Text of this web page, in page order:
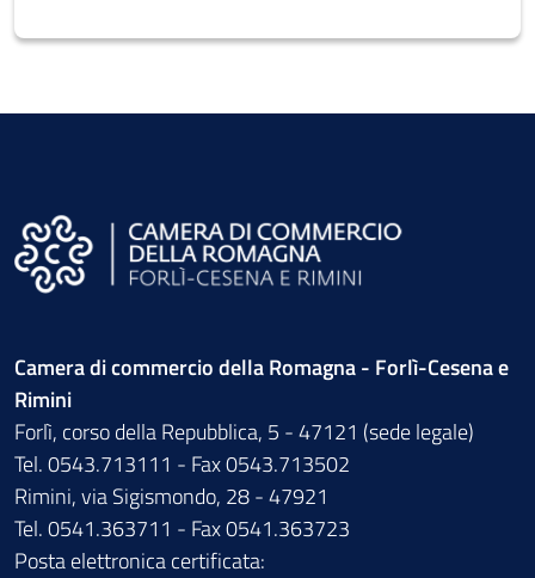
Camera di commercio della Romagna - Forlì-Cesena e
Rimini
Forlì, corso della Repubblica, 5 - 47121 (sede legale)
Tel. 0543.713111 - Fax 0543.713502
Rimini, via Sigismondo, 28 - 47921
Tel. 0541.363711 - Fax 0541.363723
Posta elettronica certificata: